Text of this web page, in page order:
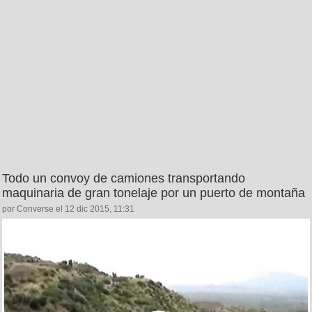
Todo un convoy de camiones transportando
maquinaria de gran tonelaje por un puerto de montaña
por Converse el 12 dic 2015, 11:31